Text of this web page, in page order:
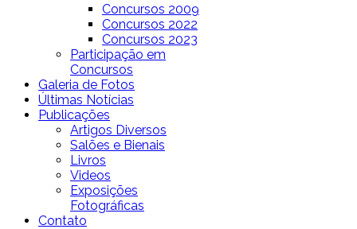
Concursos 2009
Concursos 2022
Concursos 2023
Participação em
Concursos
Galeria de Fotos
Últimas Notícias
Publicações
Artigos Diversos
Salões e Bienais
Livros
Videos
Exposições
Fotográficas
Contato